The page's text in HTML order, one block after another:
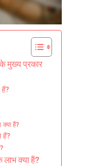
के मुख्य प्रकार
हैं?
हैं?
हैं?
लाभ क्या हैं?